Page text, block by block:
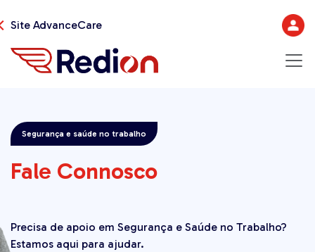
Site AdvanceCare
Formações
Fale Connosco
Segurança e saúde no trabalho
Fale Connosco
Precisa de apoio em Segurança e Saúde no Trabalho?
Estamos aqui para ajudar.